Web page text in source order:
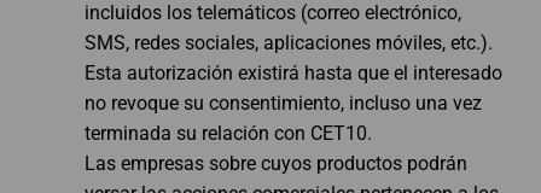
incluidos los telemáticos (correo electrónico,
SMS, redes sociales, aplicaciones móviles, etc.).
Esta autorización existirá hasta que el interesado
no revoque su consentimiento, incluso una vez
terminada su relación con CET10.
Las empresas sobre cuyos productos podrán